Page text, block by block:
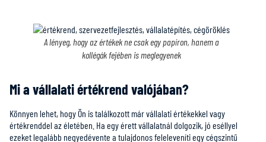
A lényeg, hogy az értékek ne csak egy papíron, hanem a
kollégák fejében is meglegyenek
Mi a vállalati értékrend valójában?
Könnyen lehet, hogy Ön is találkozott már vállalati értékekkel vagy
értékrenddel az életében. Ha egy érett vállalatnál dolgozik, jó eséllyel
ezeket legalább negyedévente a tulajdonos feleleveníti egy cégszintű